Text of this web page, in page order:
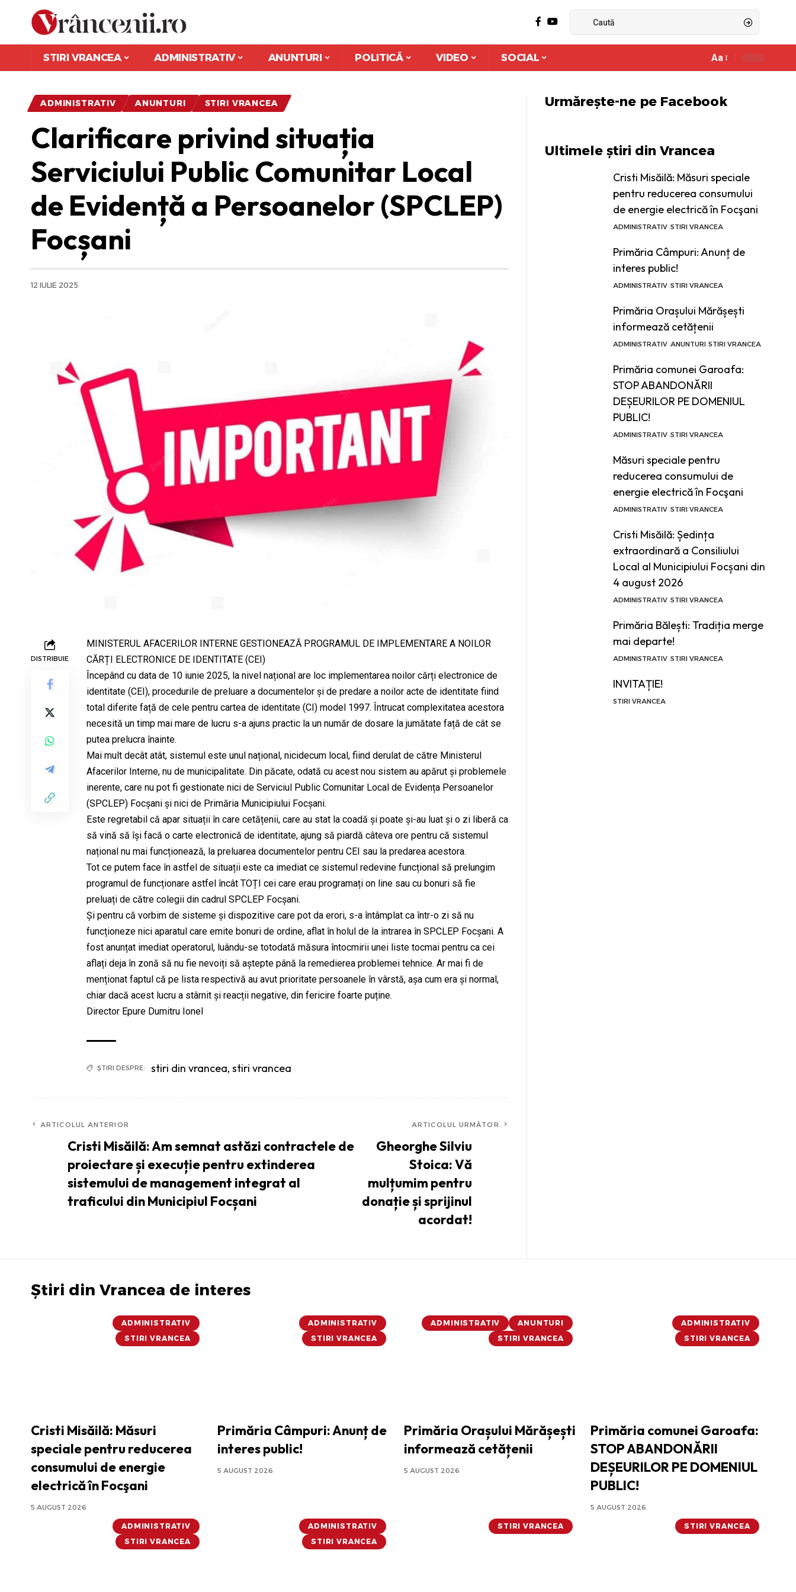
STIRI VRANCEA ADMINISTRATIV ANUNTURI POLITICĂ VIDEO SOCIAL
Ajustor
font
Aa
ADMINISTRATIV ANUNTURI STIRI VRANCEA
Clarificare privind situația
Serviciului Public Comunitar Local
de Evidență a Persoanelor (SPCLEP)
Focșani
12 IULIE 2025
DISTRIBUIE
MINISTERUL AFACERILOR INTERNE GESTIONEAZĂ PROGRAMUL DE IMPLEMENTARE A NOILOR
CĂRȚI ELECTRONICE DE IDENTITATE (CEI)
Începând cu data de 10 iunie 2025, la nivel național are loc implementarea noilor cărți electronice de
identitate (CEI), procedurile de preluare a documentelor și de predare a noilor acte de identitate fiind
total diferite față de cele pentru cartea de identitate (CI) model 1997. Întrucat complexitatea acestora
necesită un timp mai mare de lucru s-a ajuns practic la un număr de dosare la jumătate față de cât se
putea prelucra înainte.
Mai mult decât atât, sistemul este unul național, nicidecum local, fiind derulat de către Ministerul
Afacerilor Interne, nu de municipalitate. Din păcate, odată cu acest nou sistem au apărut și problemele
inerente, care nu pot fi gestionate nici de Serviciul Public Comunitar Local de Evidența Persoanelor
(SPCLEP) Focșani și nici de Primăria Municipiului Focșani.
Este regretabil că apar situații în care cetățenii, care au stat la coadă și poate și-au luat și o zi liberă ca
să vină să își facă o carte electronică de identitate, ajung să piardă câteva ore pentru că sistemul
național nu mai funcționează, la preluarea documentelor pentru CEI sau la predarea acestora.
Tot ce putem face în astfel de situații este ca imediat ce sistemul redevine funcțional să prelungim
programul de funcționare astfel încât TOȚI cei care erau programați on line sau cu bonuri să fie
preluați de către colegii din cadrul SPCLEP Focșani.
Și pentru că vorbim de sisteme și dispozitive care pot da erori, s-a întâmplat ca într-o zi să nu
funcționeze nici aparatul care emite bonuri de ordine, aflat în holul de la intrarea în SPCLEP Focșani. A
fost anunțat imediat operatorul, luându-se totodată măsura întocmirii unei liste tocmai pentru ca cei
aflați deja în zonă să nu fie nevoiți să aștepte până la remedierea problemei tehnice. Ar mai fi de
menționat faptul că pe lista respectivă au avut prioritate persoanele în vârstă, așa cum era și normal,
chiar dacă acest lucru a stârnit și reacții negative, din fericire foarte puține.
Director Epure Dumitru Ionel
ȘTIRI DESPRE: stiri din vrancea, stiri vrancea
ARTICOLUL ANTERIOR
Cristi Misăilă: Am semnat astăzi contractele de
proiectare și execuție pentru extinderea
sistemului de management integrat al
traficului din Municipiul Focșani
ARTICOLUL URMĂTOR
Gheorghe Silviu
Stoica: Vă
mulțumim pentru
donație și sprijinul
acordat!
Urmărește-ne pe Facebook
Ultimele știri din Vrancea
Cristi Misăilă: Măsuri speciale
pentru reducerea consumului
de energie electrică în Focşani
ADMINISTRATIV STIRI VRANCEA
Primăria Câmpuri: Anunț de
interes public!
ADMINISTRATIV STIRI VRANCEA
Primăria Orașului Mărășești
informează cetățenii
ADMINISTRATIV ANUNTURI STIRI VRANCEA
Primăria comunei Garoafa:
STOP ABANDONĂRII
DEȘEURILOR PE DOMENIUL
PUBLIC!
ADMINISTRATIV STIRI VRANCEA
Măsuri speciale pentru
reducerea consumului de
energie electrică în Focşani
ADMINISTRATIV STIRI VRANCEA
Cristi Misăilă: Ședința
extraordinară a Consiliului
Local al Municipiului Focșani din
4 august 2026
ADMINISTRATIV STIRI VRANCEA
Primăria Bălești: Tradiția merge
mai departe!
ADMINISTRATIV STIRI VRANCEA
INVITAȚIE!
STIRI VRANCEA
Știri din Vrancea de interes
ADMINISTRATIV
STIRI VRANCEA
Cristi Misăilă: Măsuri
speciale pentru reducerea
consumului de energie
electrică în Focşani
5 AUGUST 2026
ADMINISTRATIV
STIRI VRANCEA
Primăria Câmpuri: Anunț de
interes public!
5 AUGUST 2026
ADMINISTRATIV
ANUNTURI
STIRI VRANCEA
Primăria Orașului Mărășești
informează cetățenii
5 AUGUST 2026
ADMINISTRATIV
STIRI VRANCEA
Primăria comunei Garoafa:
STOP ABANDONĂRII
DEȘEURILOR PE DOMENIUL
PUBLIC!
5 AUGUST 2026
ADMINISTRATIV
STIRI VRANCEA
ADMINISTRATIV
STIRI VRANCEA
STIRI VRANCEA STIRI VRANCEA